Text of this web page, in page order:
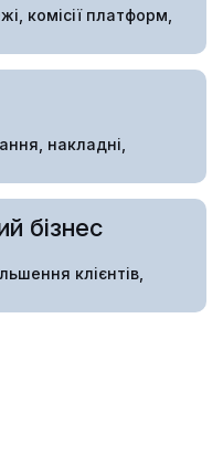
комісії платформ,
накладні,
бізнес
клієнтів,